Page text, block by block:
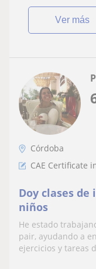
ver más
Córdoba
CAE Certificate
Doy clases
niños
He estado
pair, ayudando a
ejercicios y tareas